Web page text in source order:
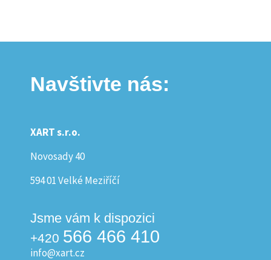
Navštivte nás:
XART s.r.o.
Novosady 40
594 01 Velké Meziříčí
Jsme vám k dispozici
+420 566 466 410
info@xart.cz